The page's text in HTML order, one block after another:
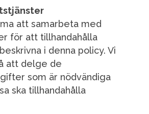
att samarbeta med
för att tillhandahålla
i denna policy. Vi
att delge de
som är nödvändiga
ska tillhandahålla